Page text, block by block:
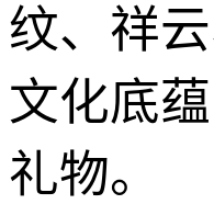
纹、祥
文化底
礼物。